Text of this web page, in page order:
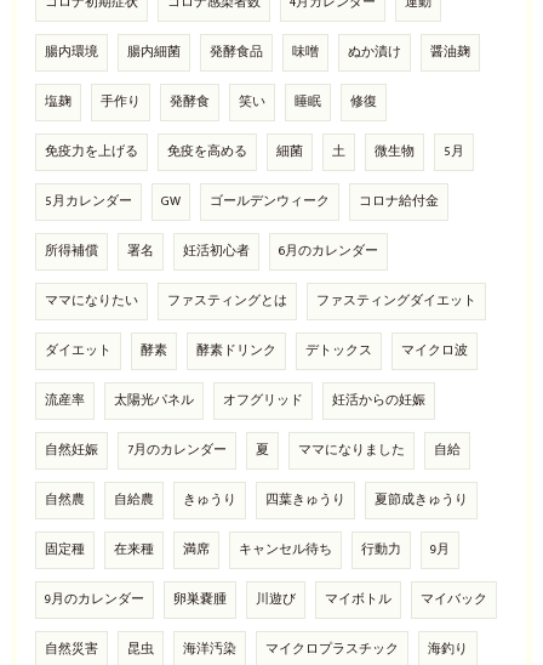
腸内環境 腸内細菌 発酵食品 味噌 ぬか漬け 醤油麹
塩麹 手作り 発酵食 笑い 睡眠 修復
免疫力を上げる 免疫を高める 細菌 土 微生物 5月
5月カレンダー GW ゴールデンウィーク コロナ給付金
所得補償 署名 妊活初心者 6月のカレンダー
ママになりたい ファスティングとは ファスティングダイエット
ダイエット 酵素 酵素ドリンク デトックス マイクロ波
流産率 太陽光パネル オフグリッド 妊活からの妊娠
自然妊娠 7月のカレンダー 夏 ママになりました 自給
自然農 自給農 きゅうり 四葉きゅうり 夏節成きゅうり
固定種 在来種 満席 キャンセル待ち 行動力 9月
9月のカレンダー 卵巣嚢腫 川遊び マイボトル マイバック
自然災害 昆虫 海洋汚染 マイクロプラスチック 海釣り